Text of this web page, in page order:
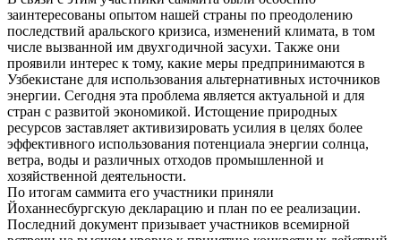
заинтересованы опытом нашей страны по преодолению
последствий аральского кризиса, изменений климата, в том
числе вызванной им двухгодичной засухи. Также они
проявили интерес к тому, какие меры предпринимаются в
Узбекистане для использования альтернативных источников
энергии. Сегодня эта проблема является актуальной и для
стран с развитой экономикой. Истощение природных
ресурсов заставляет активизировать усилия в целях более
эффективного использования потенциала энергии солнца,
ветра, воды и различных отходов промышленной и
хозяйственной деятельности.
По итогам саммита его участники приняли
Йоханнесбургскую декларацию и план по ее реализации.
Последний документ призывает участников всемирной